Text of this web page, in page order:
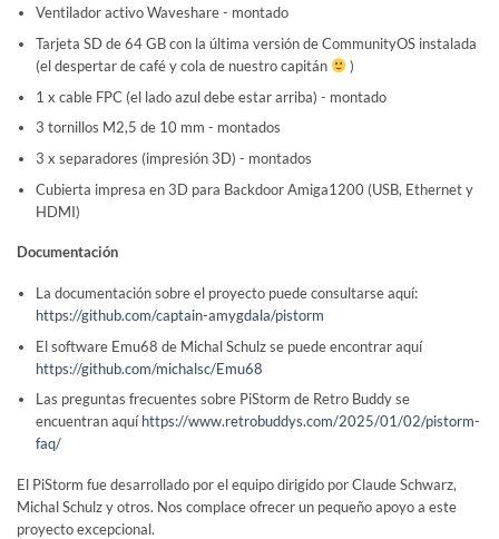
Ventilador activo Waveshare - montado
Tarjeta SD de 64 GB con la última versión de CommunityOS instalada
(el despertar de café y cola de nuestro capitán
)
1 x cable FPC (el lado azul debe estar arriba) - montado
3 tornillos M2,5 de 10 mm - montados
3 x separadores (impresión 3D) - montados
Cubierta impresa en 3D para Backdoor Amiga1200 (USB, Ethernet y
HDMI)
Documentación
La documentación sobre el proyecto puede consultarse aquí:
https://github.com/captain-amygdala/pistorm
El software Emu68 de Michal Schulz se puede encontrar aquí
https://github.com/michalsc/Emu68
Las preguntas frecuentes sobre PiStorm de Retro Buddy se
encuentran aquíhttps://www.retrobuddys.com/2025/01/02/pistorm-
faq/
El PiStorm fue desarrollado por el equipo dirigido por Claude Schwarz,
Michal Schulz y otros. Nos complace ofrecer un pequeño apoyo a este
proyecto excepcional.